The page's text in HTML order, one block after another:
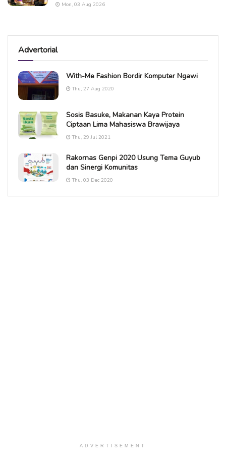
Mon, 03 Aug 2026
Advertorial
With-Me Fashion Bordir Komputer Ngawi
Thu, 27 Aug 2020
Sosis Basuke, Makanan Kaya Protein
Ciptaan Lima Mahasiswa Brawijaya
Thu, 29 Jul 2021
Rakornas Genpi 2020 Usung Tema Guyub
dan Sinergi Komunitas
Thu, 03 Dec 2020
ADVERTISEMENT